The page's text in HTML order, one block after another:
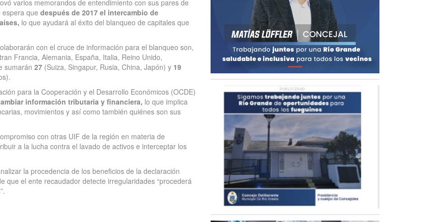
varios memorandos de entendimiento con sus pares de
espera que después de 2017 el intercambio de
lo que ayudará al éxito del blanqueo de capitales que
con el cruce de información para el blanqueo son,
Francia, Alemania, España, Italia, Reino Unido,
sumarán 27 (Suiza, Singapur, Rusia, China, Japón) y 19
para la Cooperación y el Desarrollo Económicos (OCDE)
información tributaria y financiera, lo que implica
movimientos y así como también quiénes son sus
con otras UIF de la región en materia de
a la lucha contra el lavado de activos e interceptar los
la procedencia de los beneficios de la declaración
que el ente recaudador detecte irregularidades “procederá